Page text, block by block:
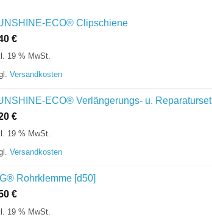
ECO® Clipschiene
€
19 % MwSt.
Versandkosten
ECO® Verlängerungs- u. Reparaturset
€
19 % MwSt.
Versandkosten
Rohrklemme [d50]
€
19 % MwSt.